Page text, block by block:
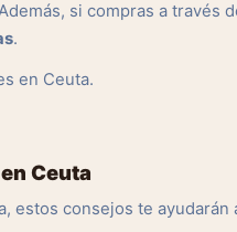
si compras a través
.
en Ceuta.
Ceuta
estos consejos te ayudarán